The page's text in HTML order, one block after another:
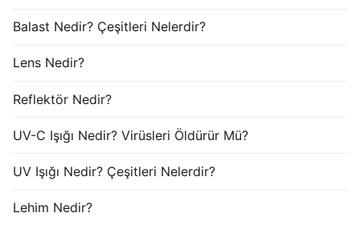
Balast Nedir? Çeşitleri Nelerdir?
Lens Nedir?
Reflektör Nedir?
UV-C Işığı Nedir? Virüsleri Öldürür Mü?
UV Işığı Nedir? Çeşitleri Nelerdir?
Lehim Nedir?